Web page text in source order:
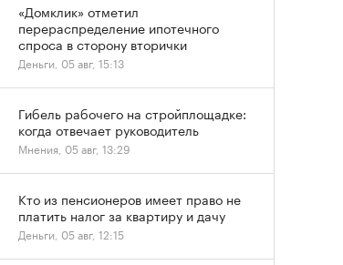
«Домклик» отметил
перераспределение ипотечного
спроса в сторону вторички
Деньги, 05 авг, 15:13
Гибель рабочего на стройплощадке:
когда отвечает руководитель
Мнения, 05 авг, 13:29
Кто из пенсионеров имеет право не
платить налог за квартиру и дачу
Деньги, 05 авг, 12:15